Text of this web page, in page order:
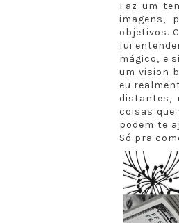
Faz um
imagens,
objetivos.
fui
mágico, e
um vision
eu
distantes,
coisas
podem te
Só pra